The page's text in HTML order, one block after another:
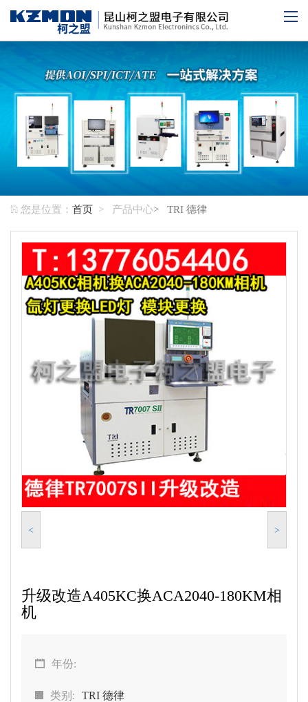
您是位置： 首页 > 产品中心> TRI 德律
< >
升级改造A405KC换ACA2040-180KM相
机
年份:
类别: TRI 德律